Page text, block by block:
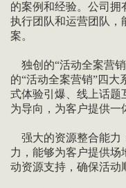
的案例和经验。公司拥
执行团队和运营团队，
案。
独创的“活动全案营
的“活动全案营销”四
式体验引爆、线上话题
为导向，为客户提供一
强大的资源整合能力
力，能够为客户提供场
动资源支持，确保活动